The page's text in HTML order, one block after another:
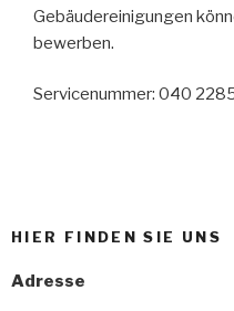
Gebäudereinigungen
bewerben.
Servicenummer: 040
HIER FINDEN SIE UNS
Adresse